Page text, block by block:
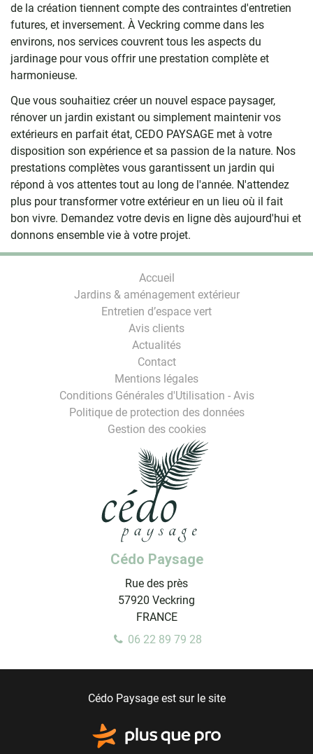
de la création tiennent compte des contraintes d'entretien
futures, et inversement. À Veckring comme dans les
environs, nos services couvrent tous les aspects du
jardinage pour vous offrir une prestation complète et
harmonieuse.
Que vous souhaitiez créer un nouvel espace paysager,
rénover un jardin existant ou simplement maintenir vos
extérieurs en parfait état, CEDO PAYSAGE met à votre
disposition son expérience et sa passion de la nature. Nos
prestations complètes vous garantissent un jardin qui
répond à vos attentes tout au long de l'année. N'attendez
plus pour transformer votre extérieur en un lieu où il fait
bon vivre. Demandez votre devis en ligne dès aujourd'hui et
donnons ensemble vie à votre projet.
Accueil
Jardins & aménagement extérieur
Entretien d’espace vert
Avis clients
Actualités
Contact
Mentions légales
Conditions Générales d'Utilisation - Avis
Politique de protection des données
Gestion des cookies
Cédo Paysage
Rue des près
57920 Veckring
FRANCE
06 22 89 79 28
Cédo Paysage est sur le site